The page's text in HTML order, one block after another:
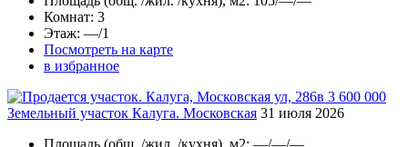
Комнат: 3
Этаж: —/1
Посмотреть на карте
в избранное
3 600 000
Земельный участок Калуга. Московская 31 июля 2026
Площадь (общ. /жил. /кухня), м2: —/—/—